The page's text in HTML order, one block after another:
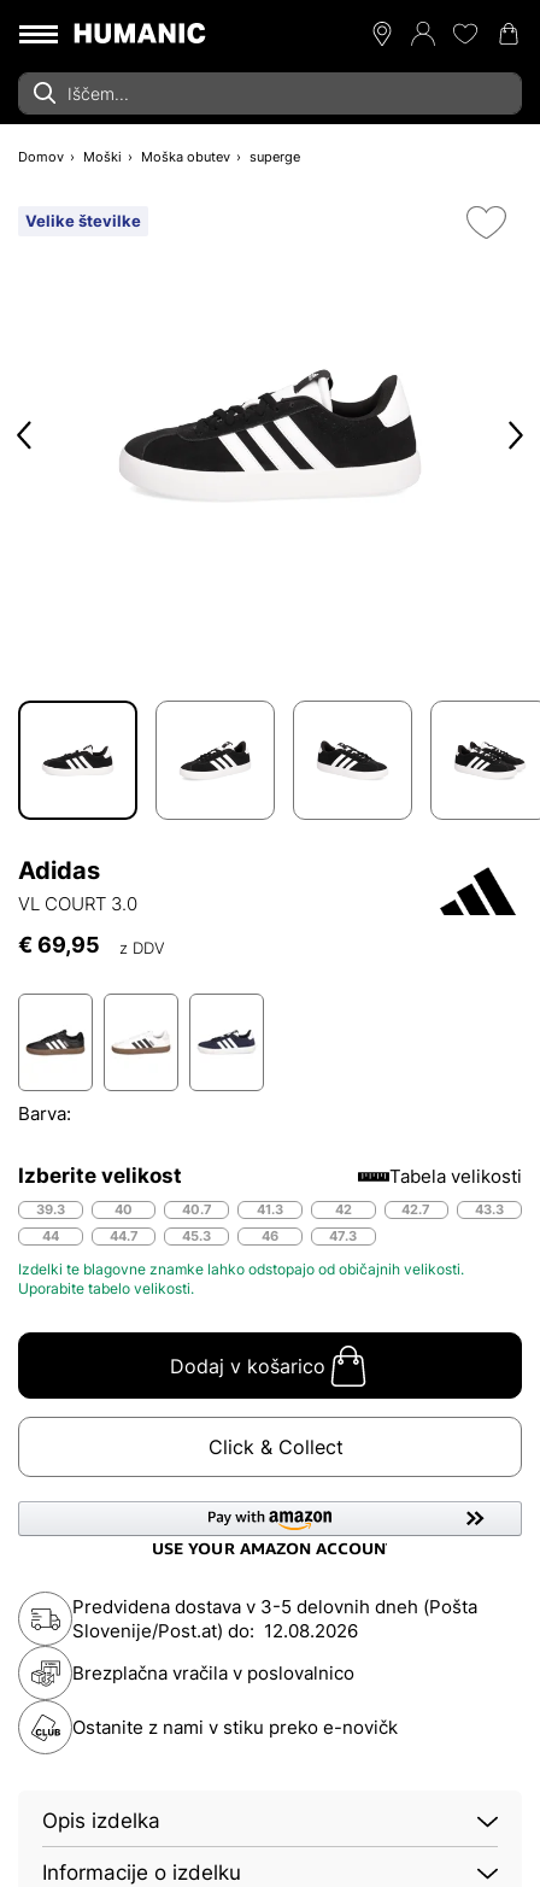
Domov Moški Moška obutev superge
Velike številke
Adidas
VL COURT 3.0
€ 69,95 z DDV
Barva:
Izberite velikost Tabela velikosti
39.3 40 40.7 41.3 42 42.7
43.3
44
44.7 45.3 46 47.3
Izdelki te blagovne znamke lahko odstopajo od običajnih velikosti.
Uporabite tabelo velikosti.
Dodaj v košarico
Click & Collect
Predvidena dostava v 3-5 delovnih dneh (Pošta
Slovenije/Post.at) do: 12.08.2026
Brezplačna vračila v poslovalnico
Ostanite z nami v stiku preko e-novičk
Opis izdelka
Informacije o izdelku